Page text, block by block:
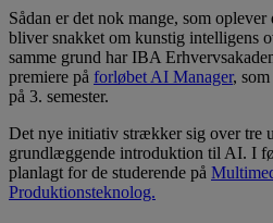
Sådan er det nok mange, som
bliver snakket om kunstig intelligens
samme grund har IBA
premiere på forløbet AI Manager,
på 3. semester.
Det nye initiativ strækker sig over tre
grundlæggende introduktion til AI. I
planlagt for de studerende på
Produktionsteknolog.